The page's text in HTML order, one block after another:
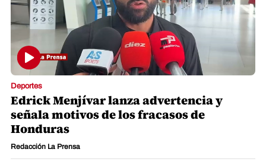
Deportes
Edrick Menjívar lanza advertencia y
señala motivos de los fracasos de
Honduras
Redacción La Prensa